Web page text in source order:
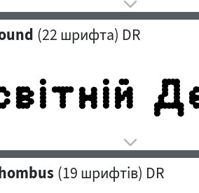
(22 шрифта) DR
(19 шрифтів) DR